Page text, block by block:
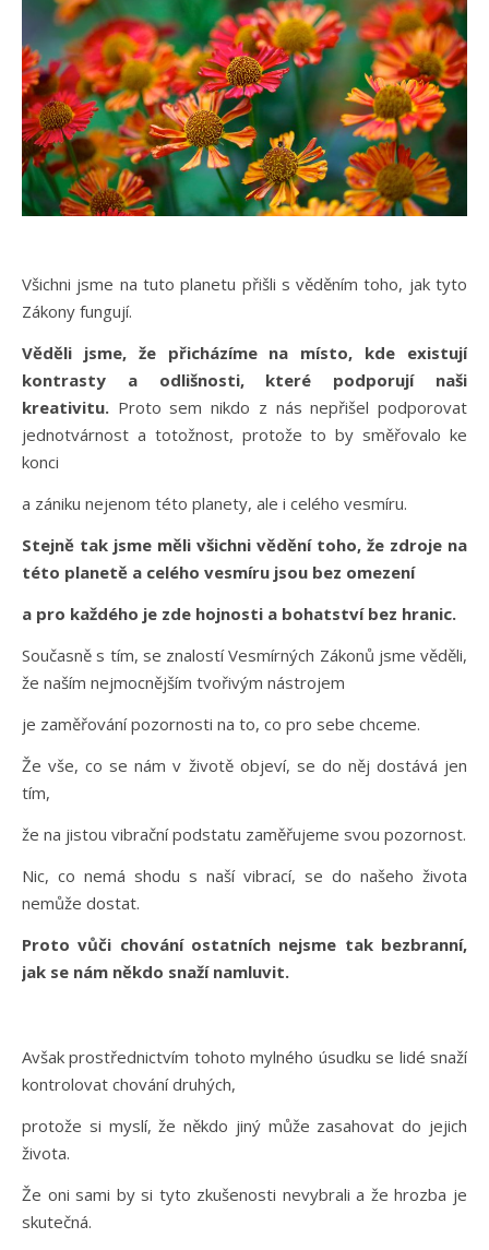
Všichni jsme na tuto planetu přišli s věděním toho, jak tyto
Zákony fungují.
Věděli jsme, že přicházíme na místo, kde existují
kontrasty a odlišnosti, které podporují naši
kreativitu. Proto sem nikdo z nás nepřišel podporovat
jednotvárnost a totožnost, protože to by směřovalo ke
konci
a zániku nejenom této planety, ale i celého vesmíru.
Stejně tak jsme měli všichni vědění toho, že zdroje na
této planetě a celého vesmíru jsou bez omezení
a pro každého je zde hojnosti a bohatství bez hranic.
Současně s tím, se znalostí Vesmírných Zákonů jsme věděli,
že naším nejmocnějším tvořivým nástrojem
je zaměřování pozornosti na to, co pro sebe chceme.
Že vše, co se nám v životě objeví, se do něj dostává jen
tím,
že na jistou vibrační podstatu zaměřujeme svou pozornost.
Nic, co nemá shodu s naší vibrací, se do našeho života
nemůže dostat.
Proto vůči chování ostatních nejsme tak bezbranní,
jak se nám někdo snaží namluvit.
Avšak prostřednictvím tohoto mylného úsudku se lidé snaží
kontrolovat chování druhých,
protože si myslí, že někdo jiný může zasahovat do jejich
života.
Že oni sami by si tyto zkušenosti nevybrali a že hrozba je
skutečná.